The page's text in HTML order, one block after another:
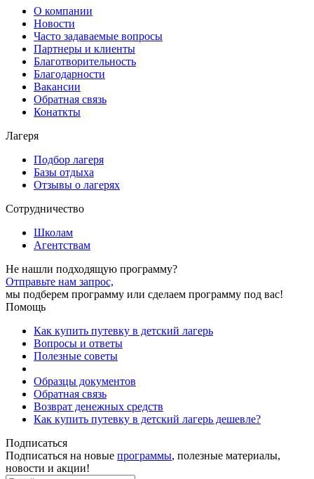
О компании
Новости
Часто задаваемые вопросы
Партнеры и клиенты
Благотворительность
Благодарности
Вакансии
Обратная связь
Конаткты
Лагеря
Подбор лагеря
Базы отдыха
Отзывы о лагерях
Сотрудничество
Школам
Агентствам
Не нашли подходящую программу?
Отправьте нам запрос,
мы подберем программу или сделаем программу под вас!
Помощь
Как купить путевку в детский лагерь
Вопросы и ответы
Полезные советы
Образцы документов
Обратная связь
Возврат денежных средств
Как купить путевку в детский лагерь дешевле?
Подписаться
Подписаться на новые программы, полезные материалы,
новости и акции!